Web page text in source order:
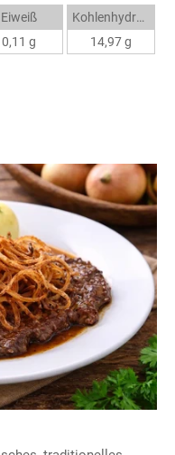
Eiweiß
0,11 g
Kohlenhydrate
14,97 g